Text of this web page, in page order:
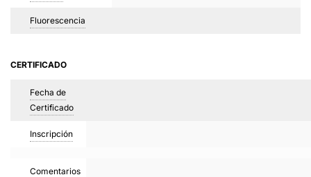
Fluorescencia
CERTIFICADO
Fecha de
Certificado
Inscripción
Comentarios